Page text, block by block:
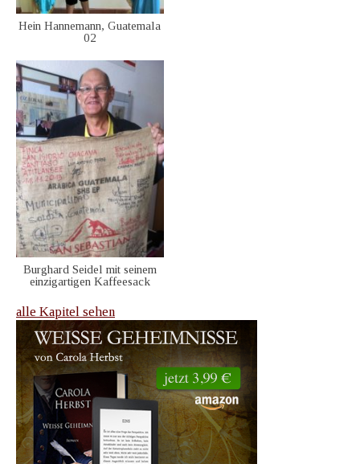
Hein Hannemann, Guatemala
02
Burghard Seidel mit seinem
einzigartigen Kaffeesack
alle Kapitel sehen